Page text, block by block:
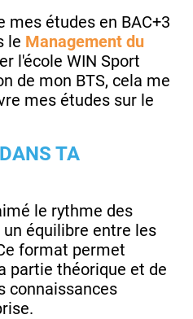
mes études en BAC+3
le Management du
l'école WIN Sport
de mon BTS, cela me
mes études sur le
TA
le rythme des
équilibre entre les
format permet
partie théorique et de
connaissances